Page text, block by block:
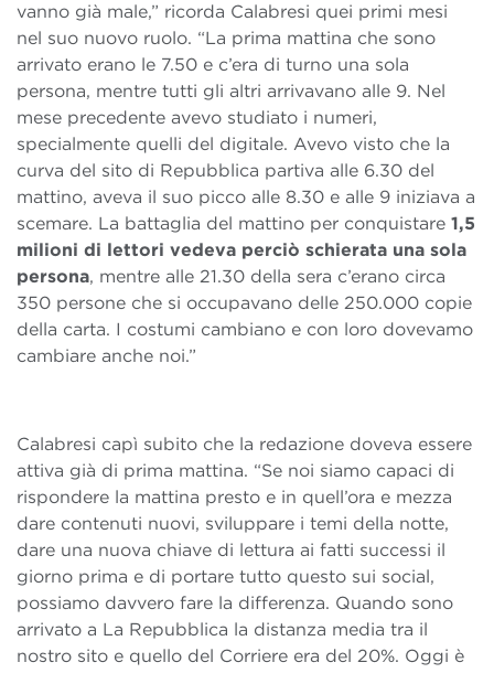
vanno già male,” ricorda Calabresi quei primi mesi
nel suo nuovo ruolo. “La prima mattina che sono
arrivato erano le 7.50 e c’era di turno una sola
persona, mentre tutti gli altri arrivavano alle 9. Nel
mese precedente avevo studiato i numeri,
specialmente quelli del digitale. Avevo visto che la
curva del sito di Repubblica partiva alle 6.30 del
mattino, aveva il suo picco alle 8.30 e alle 9 iniziava a
scemare. La battaglia del mattino per conquistare 1,5
milioni di lettori vedeva perciò schierata una sola
persona, mentre alle 21.30 della sera c’erano circa
350 persone che si occupavano delle 250.000 copie
della carta. I costumi cambiano e con loro dovevamo
cambiare anche noi.”
Calabresi capì subito che la redazione doveva essere
attiva già di prima mattina. “Se noi siamo capaci di
rispondere la mattina presto e in quell’ora e mezza
dare contenuti nuovi, sviluppare i temi della notte,
dare una nuova chiave di lettura ai fatti successi il
giorno prima e di portare tutto questo sui social,
possiamo davvero fare la differenza. Quando sono
arrivato a La Repubblica la distanza media tra il
nostro sito e quello del Corriere era del 20%. Oggi è